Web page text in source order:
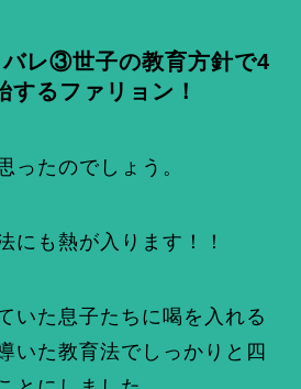
バレ③世子の教育方針で4
するファリョン！
ったのでしょう。
にも熱が入ります！！
いた息子たちに喝を入れる
いた教育法でしっかりと四